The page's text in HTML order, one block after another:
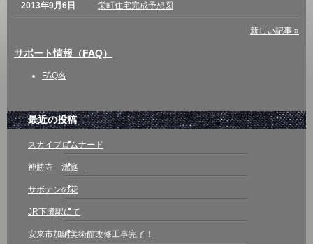
2013年9月6日 栄町住宅完成予想図
新しい記事 »
サポート情報（FAQ）
FAQ名
最近の投稿
スカイプロムナード
神勝寺 洸庭
サボテンの花
JR下灘駅にて
安来市加納美術館改修工事完了！